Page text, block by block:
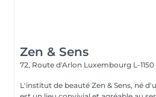
Zen & Sens
72, Route d'Arlon Luxembourg L-1150
L'institut de beauté Zen & Sens, né